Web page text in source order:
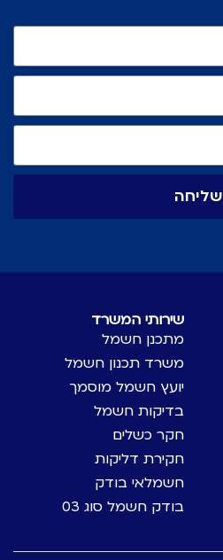
שליחה
שירותי המשרד
מתכנן חשמל
משרד תכנון חשמל
יועץ חשמל מוסמך
בדיקות חשמל
חקר כשלים
חקירת דליקות
חשמלאי בודק
בודק חשמל סוג 03